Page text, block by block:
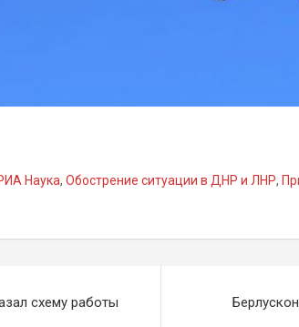
Наука, Обострение ситуации в ДНР и ЛНР,
схему работы